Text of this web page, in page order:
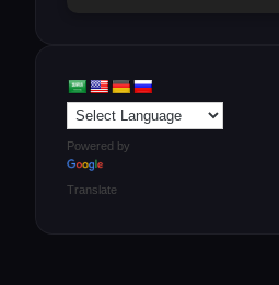
Powered by
Translate